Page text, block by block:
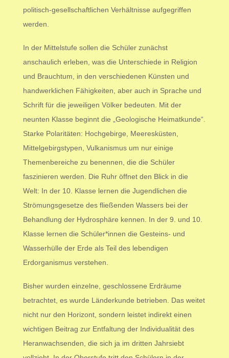
politisch-gesellschaftlichen Verhältnisse aufgegriffen
werden.
In der Mittelstufe sollen die Schüler zunächst
anschaulich erleben, was die Unterschiede in Religion
und Brauchtum, in den verschiedenen Künsten und
handwerklichen Fähigkeiten, aber auch in Sprache und
Schrift für die jeweiligen Völker bedeuten. Mit der
neunten Klasse beginnt die „Geologische Heimatkunde“.
Starke Polaritäten: Hochgebirge, Meeresküsten,
Mittelgebirgstypen, Vulkanismus um nur einige
Themenbereiche zu benennen, die die Schüler
faszinieren werden. Die Ruhr öffnet den Blick in die
Welt: In der 10. Klasse lernen die Jugendlichen die
Strömungsgesetze des fließenden Wassers bei der
Behandlung der Hydrosphäre kennen. In der 9. und 10.
Klasse lernen die Schüler*innen die Gesteins- und
Wasserhülle der Erde als Teil des lebendigen
Erdorganismus verstehen.
Bisher wurden einzelne, geschlossene Erdräume
betrachtet, es wurde Länderkunde betrieben. Das weitet
nicht nur den Horizont, sondern leistet indirekt einen
wichtigen Beitrag zur Entfaltung der Individualität des
Heranwachsenden, die sich ja im dritten Jahrsiebt